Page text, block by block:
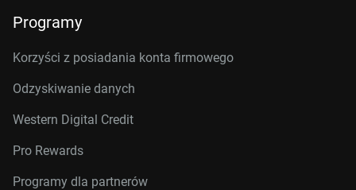
Programy
Korzyści z posiadania konta firmowego
Odzyskiwanie danych
Western Digital Credit
Pro Rewards
Programy dla partnerów